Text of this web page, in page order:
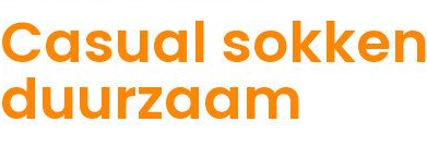
Casual sokken
duurzaam